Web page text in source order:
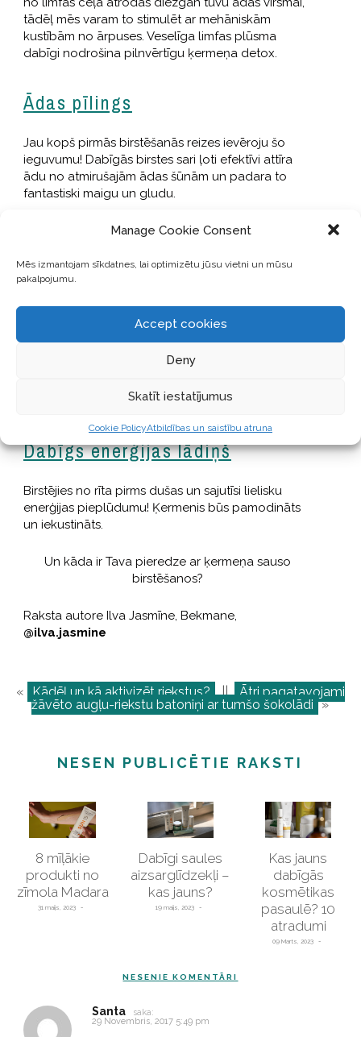
Manage Cookie Consent
Mēs izmantojam sīkdatnes, lai optimizētu jūsu vietni un mūsu
pakalpojumu.
Accept cookies
Deny
Skatīt iestatījumus
Cookie PolicyAtbildības un saistību atruna
tādēļ mēs varam to stimulēt ar mehāniskām
kustībām no ārpuses. Veselīga limfas plūsma
dabīgi nodrošina pilnvērtīgu ķermeņa detox.
Ādas pīlings
Jau kopš pirmās birstēšanās reizes ievēroju šo
ieguvumu! Dabīgās birstes sari ļoti efektīvi attīra
ādu no atmirušajām ādas šūnām un padara to
fantastiski maigu un gludu.
Celulīta samazināšanās
Esmu lasījusi ārkārtīgi daudz sieviešu veiksmes
samazinājušas vai atbrīvojušās no celulīta! Arī es
jūtu ievērojamu uzlabošanos savās problēmzonās
ēteriskajām eļļām – greipfrūtu, citrona un kanēļa.
aromterapeitisks un stimulējošs efekts.
Dabīgs enerģijas lādiņš
Birstējies no rīta pirms dušas un sajutīsi lielisku
enerģijas pieplūdumu! Ķermenis būs pamodināts
un iekustināts.
Un kāda ir Tava pieredze ar ķermeņa sauso
birstēšanos?
Raksta autore Ilva Jasmīne, Bekmane,
@ilva.jasmine
« Kādēļ un kā aktivizēt riekstus? || Ātri pagatavojami
žāvēto augļu-riekstu batoniņi ar tumšo šokolādi »
NESEN PUBLICĒTIE RAKSTI
8 mīļākie
produkti no
zīmola Madara
31 maijs, 2023
Dabīgi saules
aizsarglīdzekļi –
kas jauns?
19 maijs, 2023
Kas jauns
dabīgās
kosmētikas
pasaulē? 10
atradumi
09 Marts, 2023
NESENIE KOMENTĀRI
Santa
saka:
29 Novembris, 2017 5:49 pm